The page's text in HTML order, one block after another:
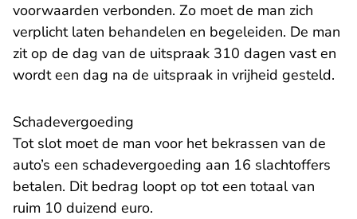
voorwaarden verbonden. Zo moet de man zich
verplicht laten behandelen en begeleiden. De man
zit op de dag van de uitspraak 310 dagen vast en
wordt een dag na de uitspraak in vrijheid gesteld.
Schadevergoeding
Tot slot moet de man voor het bekrassen van de
auto’s een schadevergoeding aan 16 slachtoffers
betalen. Dit bedrag loopt op tot een totaal van
ruim 10 duizend euro.